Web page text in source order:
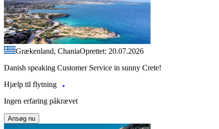
Grækenland, ChaniaOprettet: 20.07.2026
Danish speaking Customer Service in sunny Crete!
Hjælp til flytning
Ingen erfaring påkrævet
Ansøg nu